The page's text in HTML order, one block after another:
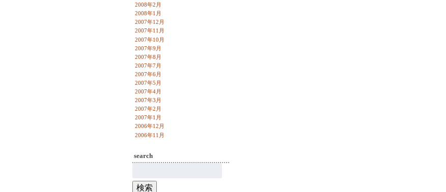
2008年2月
2008年1月
2007年12月
2007年11月
2007年10月
2007年9月
2007年8月
2007年7月
2007年6月
2007年5月
2007年4月
2007年3月
2007年2月
2007年1月
2006年12月
2006年11月
search
索:
検索